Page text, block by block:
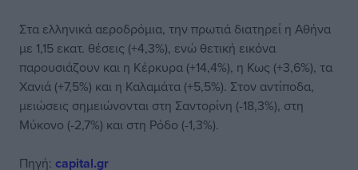
Στα ελληνικά αεροδρόμια, την πρωτιά διατηρεί η Αθήνα
με 1,15 εκατ. θέσεις (+4,3%), ενώ θετική εικόνα
παρουσιάζουν και η Κέρκυρα (+14,4%), η Κως (+3,6%), τα
Χανιά (+7,5%) και η Καλαμάτα (+5,5%). Στον αντίποδα,
μειώσεις σημειώνονται στη Σαντορίνη (-18,3%), στη
Μύκονο (-2,7%) και στη Ρόδο (-1,3%).
Πηγή: capital.gr